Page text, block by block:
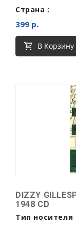
Страна :
399 р.
В Корзину
DIZZY
1948 CD
Тип носителя